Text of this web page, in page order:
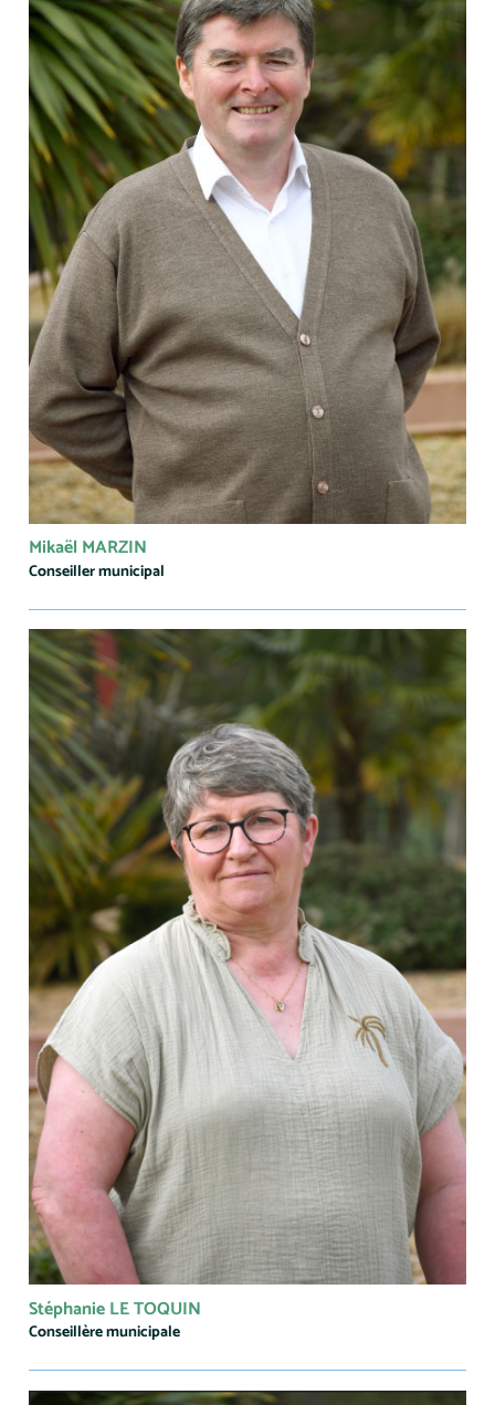
Mikaël MARZIN
Conseiller municipal
Stéphanie LE TOQUIN
Conseillère municipale